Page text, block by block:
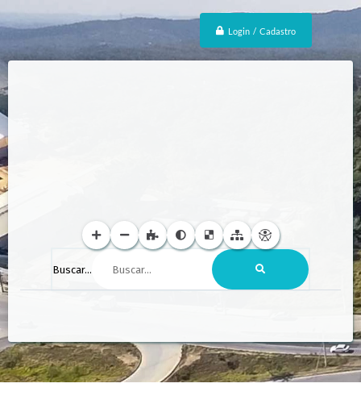
Login / Cadastro
Buscar...